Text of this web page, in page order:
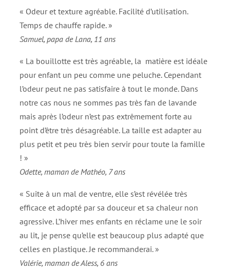
« Odeur et texture agréable. Facilité d’utilisation.
Temps de chauffe rapide. »
Samuel, papa de Lana, 11 ans
« La bouillotte est très agréable, la matière est idéale
pour enfant un peu comme une peluche. Cependant
l’odeur peut ne pas satisfaire à tout le monde. Dans
notre cas nous ne sommes pas très fan de lavande
mais après l’odeur n’est pas extrêmement forte au
point d’être très désagréable. La taille est adapter au
plus petit et peu très bien servir pour toute la famille
! »
Odette, maman de Mathéo, 7 ans
« Suite à un mal de ventre, elle s’est révélée très
efficace et adopté par sa douceur et sa chaleur non
agressive. L’hiver mes enfants en réclame une le soir
au lit, je pense qu’elle est beaucoup plus adapté que
celles en plastique. Je recommanderai. »
Valérie, maman de Aless, 6 ans